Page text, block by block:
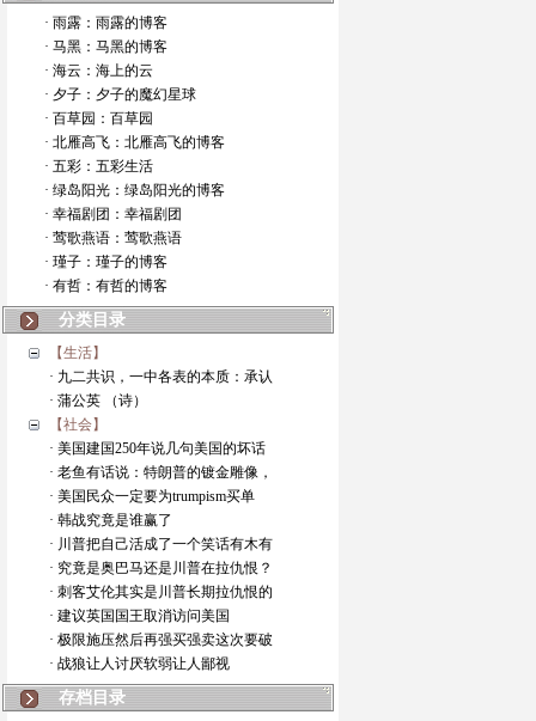
· 雨露：雨露的博客
· 马黑：马黑的博客
· 海云：海上的云
· 夕子：夕子的魔幻星球
· 百草园：百草园
· 北雁高飞：北雁高飞的博客
· 五彩：五彩生活
· 绿岛阳光：绿岛阳光的博客
· 幸福剧团：幸福剧团
· 莺歌燕语：莺歌燕语
· 瑾子：瑾子的博客
· 有哲：有哲的博客
分类目录
【生活】
· 九二共识，一中各表的本质：承认
· 蒲公英 （诗）
【社会】
· 美国建国250年说几句美国的坏话
· 老鱼有话说：特朗普的镀金雕像，
· 美国民众一定要为trumpism买单
· 韩战究竟是谁赢了
· 川普把自己活成了一个笑话有木有
· 究竟是奥巴马还是川普在拉仇恨？
· 刺客艾伦其实是川普长期拉仇恨的
· 建议英国国王取消访问美国
· 极限施压然后再强买强卖这次要破
· 战狼让人讨厌软弱让人鄙视
存档目录